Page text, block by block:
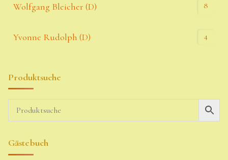
Wolfgang Bleicher (D) 8
Yvonne Rudolph (D) 4
Produktsuche
Gästebuch